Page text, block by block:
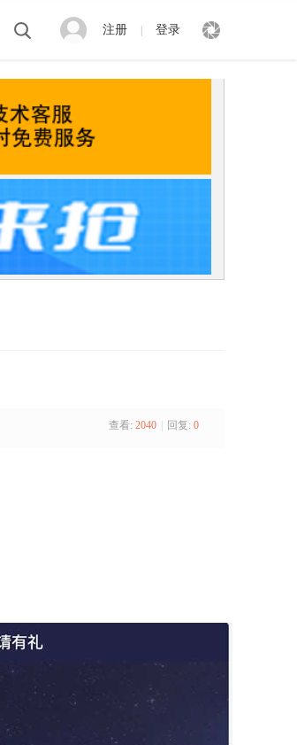
注册 登录
查看: 2040 | 回复: 0